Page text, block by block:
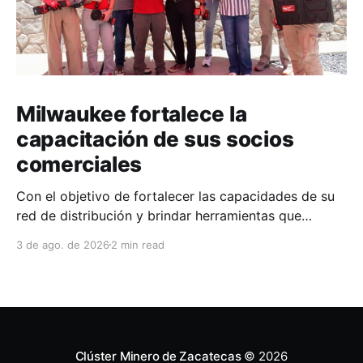
Milwaukee fortalece la
capacitación de sus socios
comerciales
Con el objetivo de fortalecer las capacidades de su
red de distribución y brindar herramientas que
técnico, Milwaukee llevó a cabo una capacitación
distribuidor FiZac. La
3 de ago. de 2026 2 min read
Clúster Minero de Zacatecas© 2026